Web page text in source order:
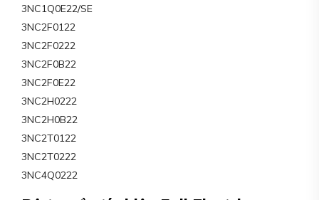
3NC1Q0E22/SE
3NC2F0122
3NC2F0222
3NC2F0B22
3NC2F0E22
3NC2H0222
3NC2H0B22
3NC2T0122
3NC2T0222
3NC4Q0222